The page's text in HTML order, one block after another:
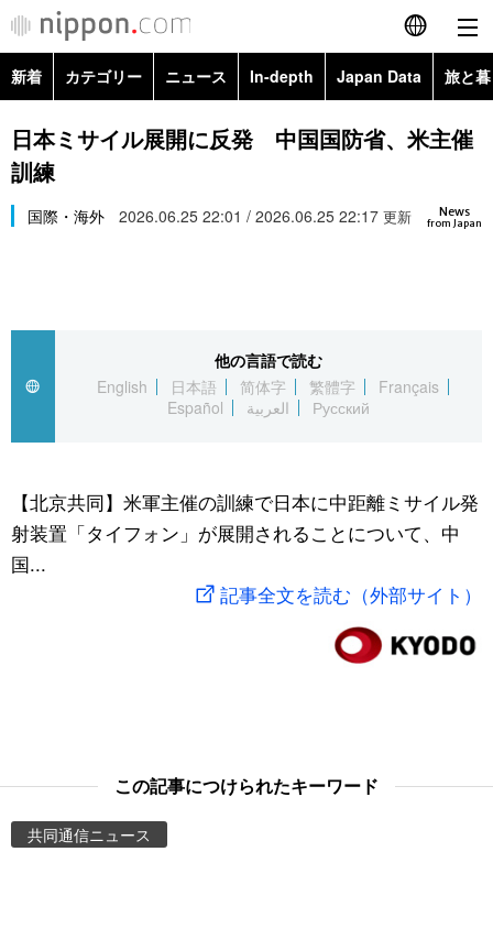
English
简体字
Русский
カテゴリー
経済・ビジネス
国際
文化
トップ
アーカイブ
In-depth
Japan Data
動画/Live
People
新着 カテゴリー ニュース In-depth Japan Data 旅と
政治・外交
経済・ビジネス
スポーツ・東京2020
Topics
日本ミサイル展開に反発 中国国防省、米主催
訓練
News
from Japan
国際・海外 2026.06.25 22:01 / 2026.06.25 22:17 更新
他の言語で読む
English
日本語 简体字 繁體字
Français
Español
العربية Русский
【北京共同】米軍主催の訓練で日本に中距離ミサイル発
射装置「タイフォン」が展開されることについて、中
国...
記事全文を読む（外部サイト）
この記事につけられたキーワード
共同通信ニュース